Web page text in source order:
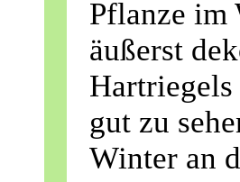
Pflanze im
äußerst
gut zu
Winter an